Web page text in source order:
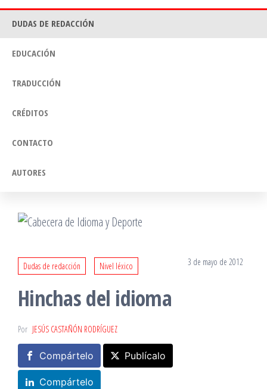
DUDAS DE REDACCIÓN
EDUCACIÓN
TRADUCCIÓN
CRÉDITOS
CONTACTO
AUTORES
Dudas de redacción Nivel léxico 3 de mayo de 2012
Hinchas del idioma
Por JESÚS CASTAÑÓN RODRÍGUEZ
Compártelo Publícalo
Compártelo